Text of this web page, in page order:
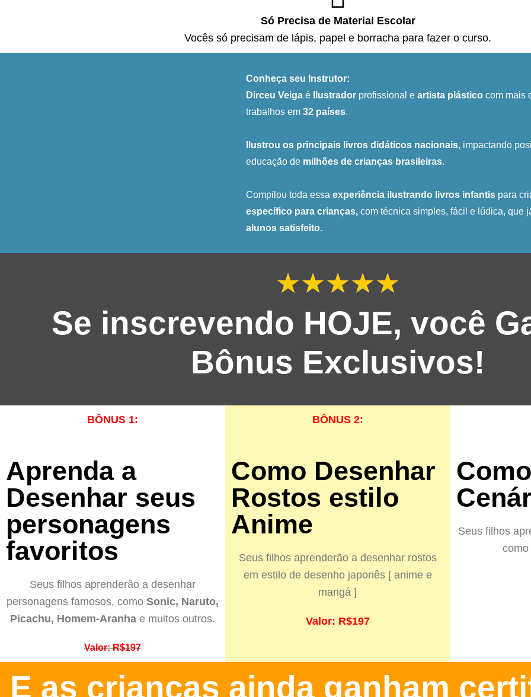
Só Precisa de Material Escolar
Vocês só precisam de lápis, papel e borracha para fazer o curso.
Conheça seu Instrutor:
Dirceu VeigaéIlustradorprofissional e artista plásticocom mais
trabalhos em 32 países.
Ilustrou os principais livros didáticos nacionais, impactando
educação de milhões de crianças brasileiras.
Compilou toda essa experiência ilustrando livros infantispara
específico para crianças, com técnica simples, fácil e lúdica, que
alunos satisfeito.
★★★★★
5
de
5
Se inscrevendo HOJE, você
Bônus Exclusivos!
BÔNUS 1:
Aprenda a
Desenhar seus
personagens
favoritos
Seus filhos aprenderão a desenhar
personagens famosos, como Sonic, Naruto,
Picachu, Homem-Aranha e muitos outros.
Valor: R$197
BÔNUS 2:
Como Desenhar
Rostos estilo
Anime​
Seus filhos aprenderão a desenhar rostos
em estilo de desenho japonês [ anime e
mangá ]
Valor: R$197
Seus filhos
como
E as crianças ainda ganham